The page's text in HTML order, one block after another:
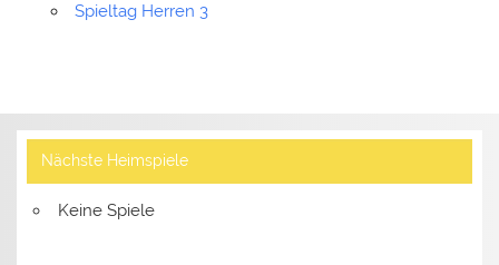
Spieltag Herren 3
Nächste Heimspiele
Keine Spiele